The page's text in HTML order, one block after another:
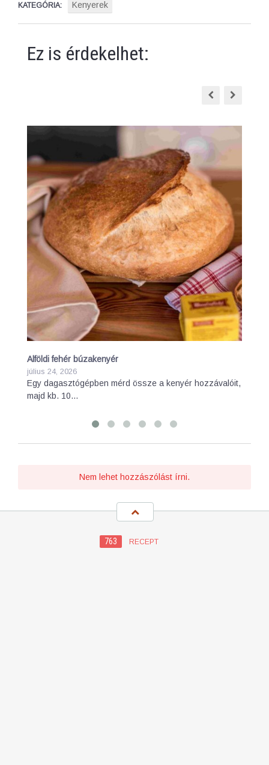
KATEGÓRIA: Kenyerek
Ez is érdekelhet:
Alföldi fehér búzakenyér
július 24, 2026
Egy dagasztógépben mérd össze a kenyér hozzávalóit,
majd kb. 10…
Nem lehet hozzászólást írni.
763 RECEPT